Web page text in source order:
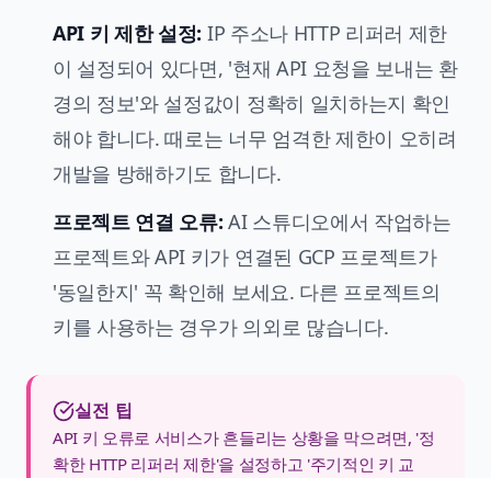
API 키 제한 설정: IP 주소나 HTTP 리퍼러 제한
이 설정되어 있다면, '현재 API 요청을 보내는 환
경의 정보'와 설정값이 정확히 일치하는지 확인
해야 합니다. 때로는 너무 엄격한 제한이 오히려
개발을 방해하기도 합니다.
프로젝트 연결 오류: AI 스튜디오에서 작업하는
프로젝트와 API 키가 연결된 GCP 프로젝트가
'동일한지' 꼭 확인해 보세요. 다른 프로젝트의
키를 사용하는 경우가 의외로 많습니다.
실전 팁
API 키 오류로 서비스가 흔들리는 상황을 막으려면, '정
확한 HTTP 리퍼러 제한'을 설정하고 '주기적인 키 교